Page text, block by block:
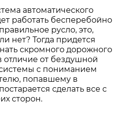
автоматического
работать бесперебойно
русло, это,
нет? Тогда придется
скромного дорожного
отличие от бездушной
с пониманием
попавшему в
сделать все с
сторон.